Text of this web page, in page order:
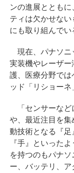
ンの進展ととも
ティは欠かせな
にも取り組んでい
現在、パナソニ
実装機やレーザ
護、医療分野で
ッド「リショーネ
「センサーなど
や、最近注目を
動技術となる『足
『手』といった
を持つのもパナ
ー、バッテリ、